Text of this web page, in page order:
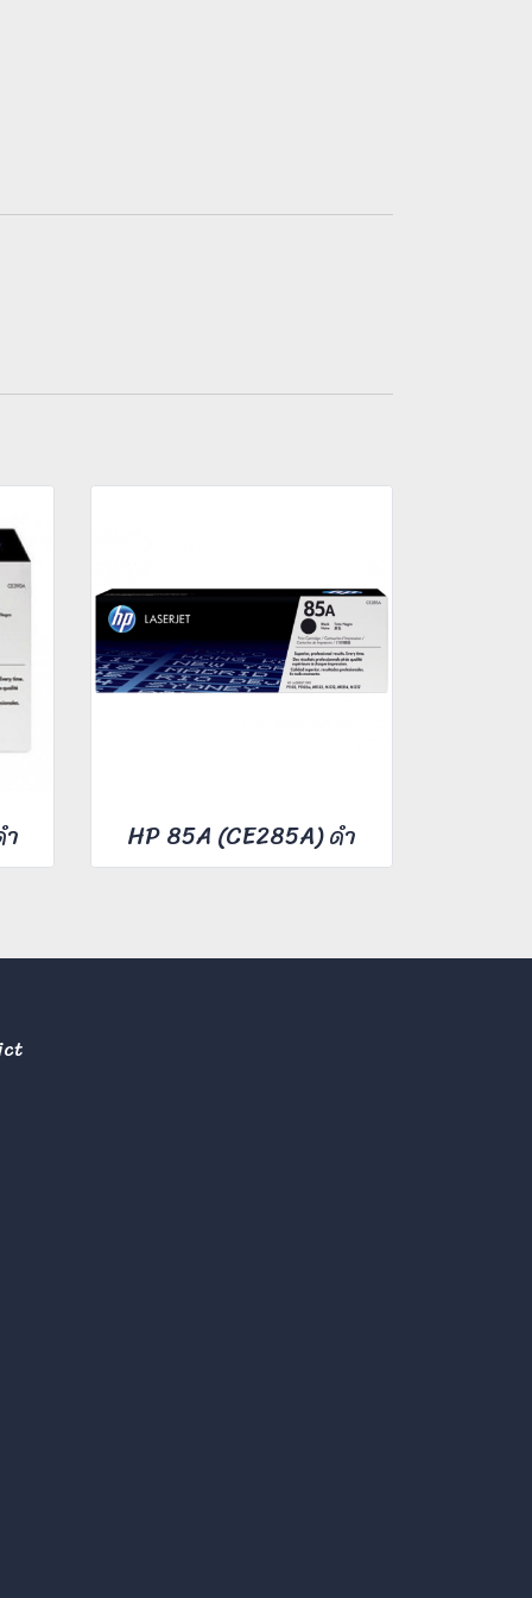
HP 85A (CE285A) ดำ